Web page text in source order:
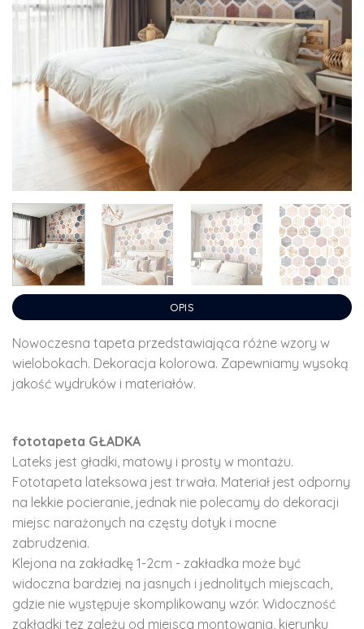
OPIS
Nowoczesna tapeta przedstawiająca różne wzory w
wielobokach. Dekoracja kolorowa. Zapewniamy wysoką
jakość wydruków i materiałów.
fototapeta GŁADKA
Lateks jest gładki, matowy i prosty w montażu.
Fototapeta lateksowa jest trwała. Materiał jest odporny
na lekkie pocieranie, jednak nie polecamy do dekoracji
miejsc narażonych na częsty dotyk i mocne
zabrudzenia.
Klejona na zakładkę 1-2cm - zakładka może być
widoczna bardziej na jasnych i jednolitych miejscach,
gdzie nie występuje skomplikowany wzór. Widoczność
zakładki tez zależy od miejsca montowania, kierunku